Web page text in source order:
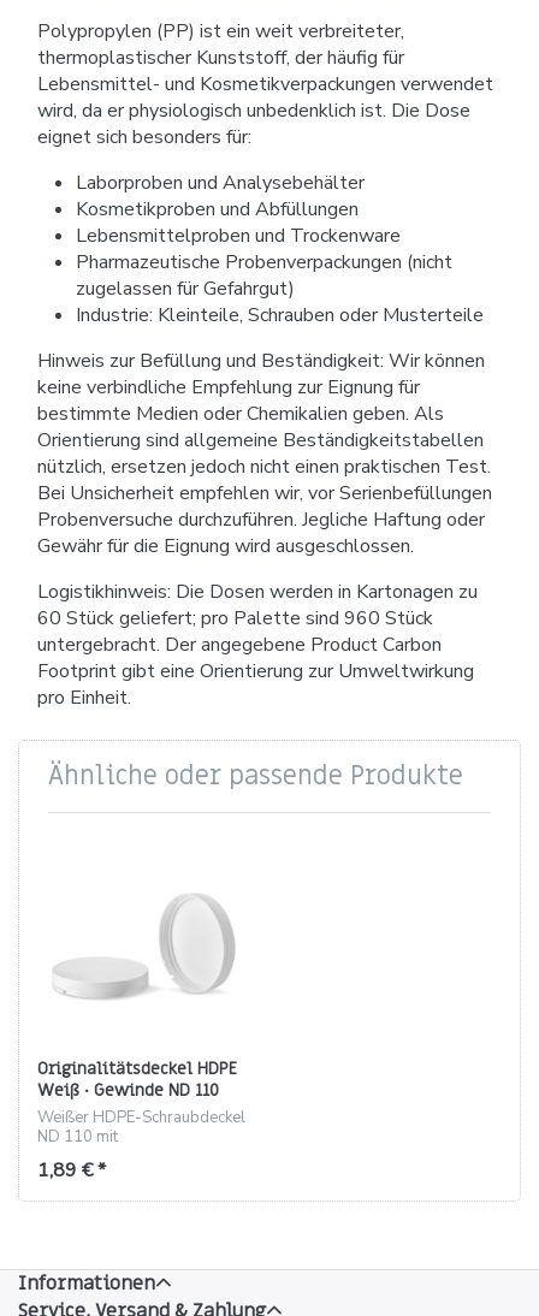
Polypropylen (PP) ist ein weit verbreiteter,
thermoplastischer Kunststoff, der häufig für
Lebensmittel- und Kosmetikverpackungen verwendet
wird, da er physiologisch unbedenklich ist. Die Dose
eignet sich besonders für:
Laborproben und Analysebehälter
Kosmetikproben und Abfüllungen
Lebensmittelproben und Trockenware
Pharmazeutische Probenverpackungen (nicht
zugelassen für Gefahrgut)
Industrie: Kleinteile, Schrauben oder Musterteile
Hinweis zur Befüllung und Beständigkeit: Wir können
keine verbindliche Empfehlung zur Eignung für
bestimmte Medien oder Chemikalien geben. Als
Orientierung sind allgemeine Beständigkeitstabellen
nützlich, ersetzen jedoch nicht einen praktischen Test.
Bei Unsicherheit empfehlen wir, vor Serienbefüllungen
Probenversuche durchzuführen. Jegliche Haftung oder
Gewähr für die Eignung wird ausgeschlossen.
Logistikhinweis: Die Dosen werden in Kartonagen zu
60 Stück geliefert; pro Palette sind 960 Stück
untergebracht. Der angegebene Product Carbon
Footprint gibt eine Orientierung zur Umweltwirkung
pro Einheit.
Ähnliche oder passende Produkte
Originalitätsdeckel HDPE
Weiß · Gewinde ND 110
Weißer HDPE-Schraubdeckel
ND 110 mit
mm hoch.
1,89 € *
Informationen
Service, Versand & Zahlung